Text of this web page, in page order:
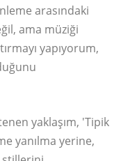
arasındaki
ama müziği
yapıyorum,
yaklaşım, 'Tipik
yanılma yerine,